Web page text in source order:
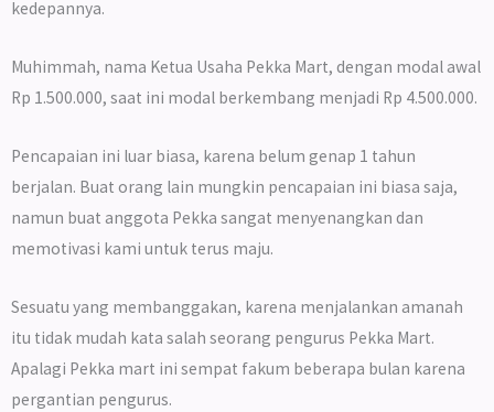
kedepannya.
Muhimmah, nama Ketua Usaha Pekka Mart, dengan modal awal
Rp 1.500.000, saat ini modal berkembang menjadi Rp 4.500.000.
Pencapaian ini luar biasa, karena belum genap 1 tahun
berjalan. Buat orang lain mungkin pencapaian ini biasa saja,
namun buat anggota Pekka sangat menyenangkan dan
memotivasi kami untuk terus maju.
Sesuatu yang membanggakan, karena menjalankan amanah
itu tidak mudah kata salah seorang pengurus Pekka Mart.
Apalagi Pekka mart ini sempat fakum beberapa bulan karena
pergantian pengurus.